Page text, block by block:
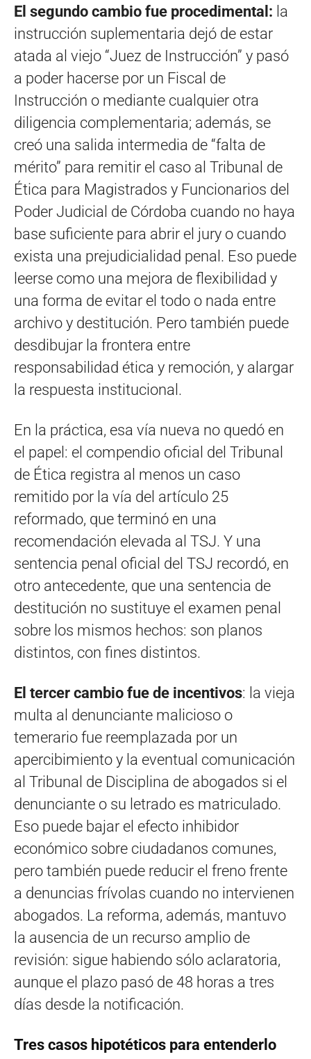
El segundo cambio fue procedimental: la
instrucción suplementaria dejó de estar
atada al viejo “Juez de Instrucción” y pasó
a poder hacerse por un Fiscal de
Instrucción o mediante cualquier otra
diligencia complementaria; además, se
creó una salida intermedia de “falta de
mérito” para remitir el caso al Tribunal de
Ética para Magistrados y Funcionarios del
Poder Judicial de Córdoba cuando no haya
base suficiente para abrir el jury o cuando
exista una prejudicialidad penal. Eso puede
leerse como una mejora de flexibilidad y
una forma de evitar el todo o nada entre
archivo y destitución. Pero también puede
desdibujar la frontera entre
responsabilidad ética y remoción, y alargar
la respuesta institucional.
En la práctica, esa vía nueva no quedó en
el papel: el compendio oficial del Tribunal
de Ética registra al menos un caso
remitido por la vía del artículo 25
reformado, que terminó en una
recomendación elevada al TSJ. Y una
sentencia penal oficial del TSJ recordó, en
otro antecedente, que una sentencia de
destitución no sustituye el examen penal
sobre los mismos hechos: son planos
distintos, con fines distintos.
El tercer cambio fue de incentivos: la vieja
multa al denunciante malicioso o
temerario fue reemplazada por un
apercibimiento y la eventual comunicación
al Tribunal de Disciplina de abogados si el
denunciante o su letrado es matriculado.
Eso puede bajar el efecto inhibidor
económico sobre ciudadanos comunes,
pero también puede reducir el freno frente
a denuncias frívolas cuando no intervienen
abogados. La reforma, además, mantuvo
la ausencia de un recurso amplio de
revisión: sigue habiendo sólo aclaratoria,
aunque el plazo pasó de 48 horas a tres
días desde la notificación.
Tres casos hipotéticos para entenderlo